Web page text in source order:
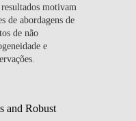
motivam
de abordagens de
de não
e